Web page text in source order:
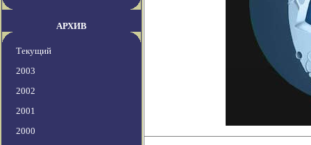
АРХИВ
Текущий
2003
2002
2001
2000